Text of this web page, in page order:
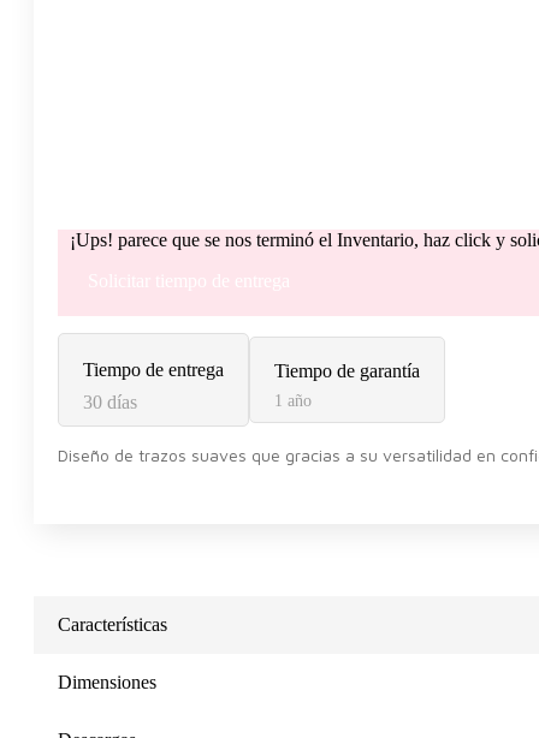
¡Ups! parece que se nos terminó el Inventario, haz click y
Solicitar tiempo de entrega
Tiempo de entrega
30 días
Tiempo de garantía
1 año
Diseño de trazos suaves que gracias a su versatilidad en
Características
Dimensiones